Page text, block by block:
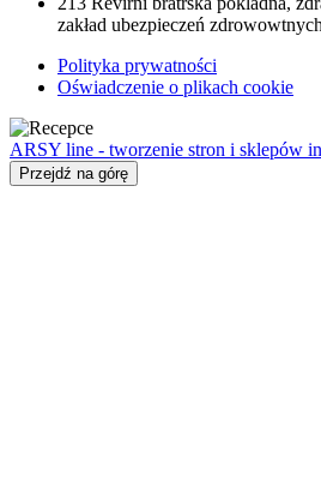
zakład ubezpieczeń
Polityka prywatności
Oświadczenie o plikach cookie
ARSY line - tworzenie stron i sklepów
Przejdź na górę